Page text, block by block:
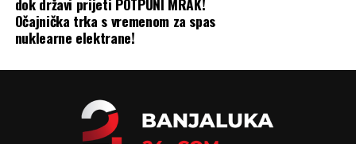
Očajnička trka s vremenom za spas
nuklearne elektrane!